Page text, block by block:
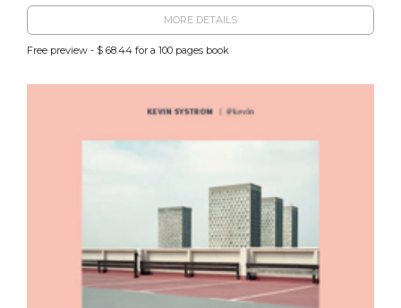
MORE DETAILS
Free preview - $ 68.44 for a 100 pages book